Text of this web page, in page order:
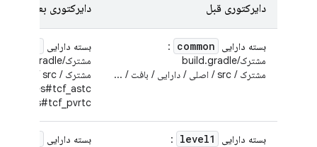
دایرکتوری قبل دایرکتوری بعد
بسته دارایی common
:
مشترک/build.gradle
مشترک / src / اصلی / دارایی / بافت / ...
بسته دارایی
مشترک/build.gradle
مشترک / src / اصلی / دارایی / بافت / ...
textures#tcf_astc/...
...
بسته دارایی level1
:
بسته دارایی